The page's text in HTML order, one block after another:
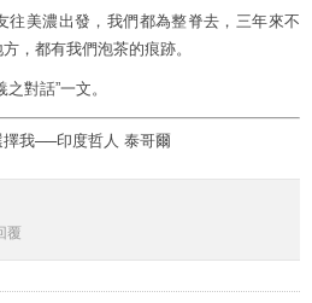
往美濃出發，我們都為整脊去，三年來不
，都有我們泡茶的痕跡。
對話”一文。
我──印度哲人 泰哥爾
覆